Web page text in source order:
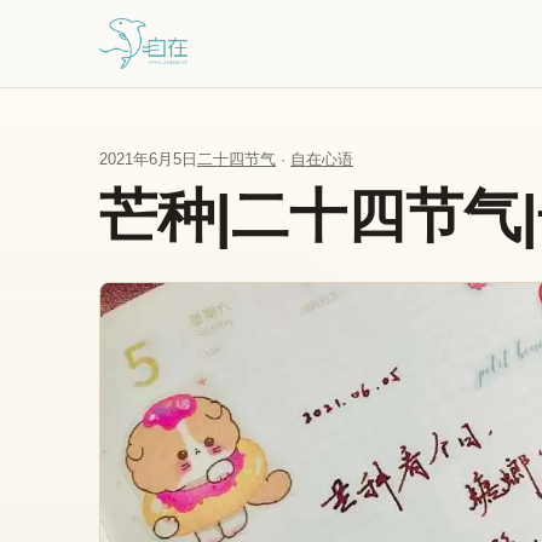
跳到主要内容
2021年6月5日 二十四节气 · 自在心语
芒种|二十四节气